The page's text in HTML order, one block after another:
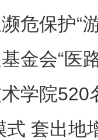
危保护“
金会“医
学院520
式 套出地